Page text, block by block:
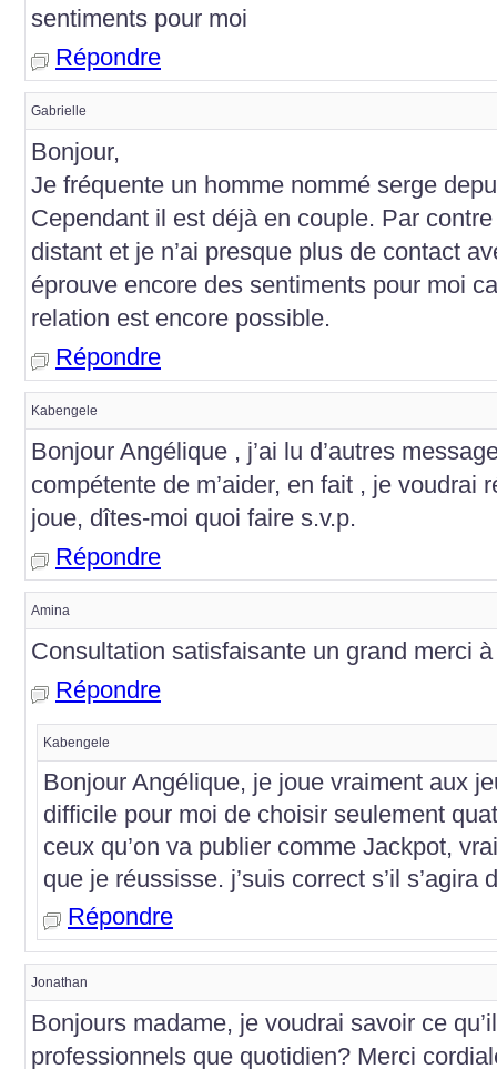
sentiments pour moi
Répondre
Gabrielle
Bonjour,
Je fréquente un homme nommé serge
Cependant il est déjà en couple. Par
distant et je n’ai presque plus de contact
éprouve encore des sentiments pour moi
relation est encore possible.
Répondre
Kabengele
Bonjour Angélique , j’ai lu d’autres
compétente de m’aider, en fait , je voudrai
joue, dîtes-moi quoi faire s.v.p.
Répondre
Amina
Consultation satisfaisante un grand merci
Répondre
Kabengele
Bonjour Angélique, je joue vraiment aux
difficile pour moi de choisir seulement
ceux qu’on va publier comme Jackpot,
que je réussisse. j’suis correct s’il s’agira
Répondre
Jonathan
Bonjours madame, je voudrai savoir ce
professionnels que quotidien? Merci